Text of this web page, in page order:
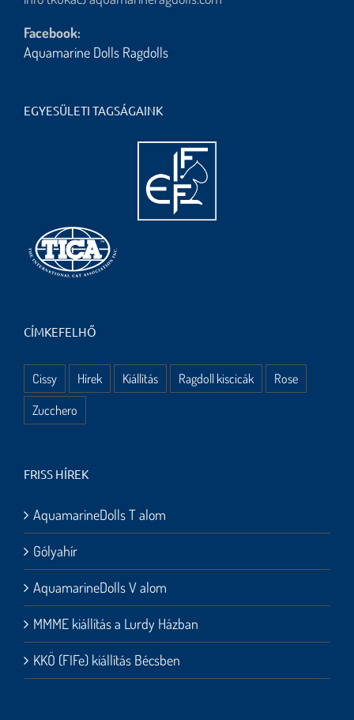
Facebook:
Aquamarine Dolls Ragdolls
EGYESÜLETI TAGSÁGAINK
CÍMKEFELHŐ
Cissy Hírek Kiállítás Ragdoll kiscicák
Rose
Zucchero
FRISS HÍREK
AquamarineDolls T alom
Gólyahír
AquamarineDolls V alom
MMME kiállítás a Lurdy Házban
KKÖ (FIFe) kiállítás Bécsben